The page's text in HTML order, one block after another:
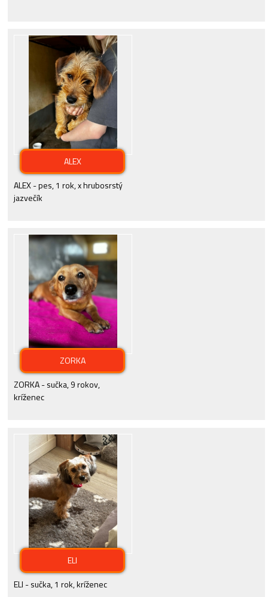
ALEX
ALEX - pes, 1 rok, x hrubosrstý
jazvečík
ZORKA
ZORKA - sučka, 9 rokov,
kríženec
ELI
ELI - sučka, 1 rok, kríženec